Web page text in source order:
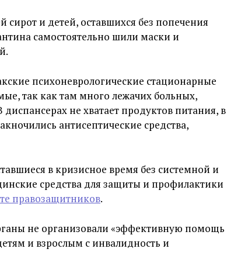
и детей, оставшихся без попечения
самостоятельно шили маски и
психоневрологические стационарные
так как там много лежачих больных,
не хватает продуктов питания, в
антисептические средства,
в кризисное время без системной и
средства для защиты и профилактики
правозащитников.
не организовали «эффективную помощь
и взрослым с инвалидность и